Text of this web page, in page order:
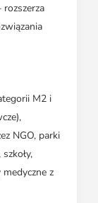
M2 i
NGO, parki
z